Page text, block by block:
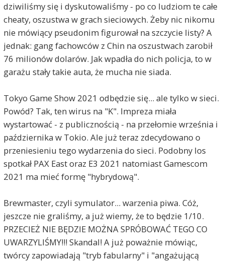
dziwiliśmy się i dyskutowaliśmy - po co ludziom te całe
cheaty, oszustwa w grach sieciowych. Żeby nic nikomu
nie mówiący pseudonim figurował na szczycie listy? A
jednak: gang fachowców z Chin na oszustwach zarobił
76 milionów dolarów. Jak wpadła do nich policja, to w
garażu stały takie auta, że mucha nie siada.
Tokyo Game Show 2021 odbędzie się... ale tylko w sieci.
Powód? Tak, ten wirus na "K". Impreza miała
wystartować - z publicznością - na przełomie września i
października w Tokio. Ale już teraz zdecydowano o
przeniesieniu tego wydarzenia do sieci. Podobny los
spotkał PAX East oraz E3 2021 natomiast Gamescom
2021 ma mieć formę "hybrydową".
Brewmaster, czyli symulator... warzenia piwa. Cóż,
jeszcze nie graliśmy, a już wiemy, że to będzie 1/10.
PRZECIEŻ NIE BĘDZIE MOŻNA SPRÓBOWAĆ TEGO CO
UWARZYLIŚMY!!! Skandal! A już poważnie mówiąc,
twórcy zapowiadają "tryb fabularny" i "angażującą